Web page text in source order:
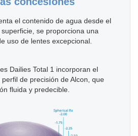
el contenido de agua desde el
se proporciona una
uso de lentes excepcional.
Dailies Total 1 incorporan el
de precisión de Alcon, que
fluida y predecible.